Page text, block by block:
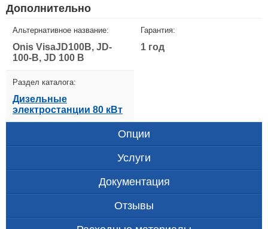
Дополнительно
Альтернативное название:
Onis VisaJD100B, JD-
100-B, JD 100 B
Гарантия:
1 год
Раздел каталога:
Дизельные
электростанции 80 кВт
Опции
Услуги
Документация
Отзывы